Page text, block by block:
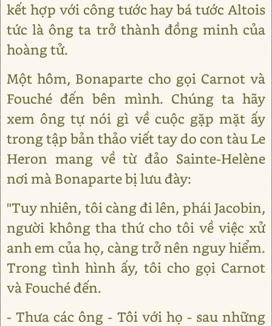
kết hợp với công tước hay bá tước Altois
tức là ông ta trở thành đồng minh của
hoàng tử.
Một hôm, Bonaparte cho gọi Carnot và
Fouché đến bên mình. Chúng ta hãy
xem ông tự nói gì về cuộc gặp mặt ấy
trong tập bản thảo viết tay do con tàu Le
Heron mang về từ đảo Sainte-Helène
nơi mà Bonaparte bị lưu đày:
"Tuy nhiên, tôi càng đi lên, phái Jacobin,
người không tha thứ cho tôi về việc xử
anh em của họ, càng trở nên nguy hiểm.
Trong tình hình ấy, tôi cho gọi Carnot
và Fouché đến.
- Thưa các ông - Tôi với họ - sau những